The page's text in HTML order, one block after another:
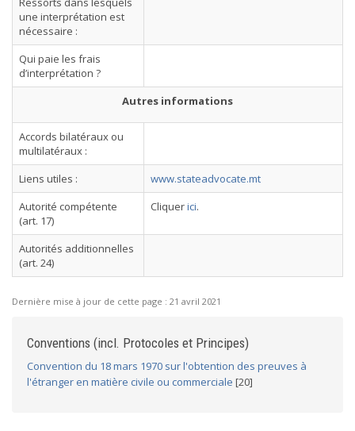
une interprétation est
nécessaire :
Qui paie les frais
d’interprétation ?
Autres informations
Accords bilatéraux ou
multilatéraux :
Liens utiles :
www.stateadvocate.mt
Autorité compétente
(art. 17)
Cliquerici.
Autorités additionnelles
(art. 24)
Dernière mise à jour de cette page : 21 avril 2021
Conventions (incl. Protocoles et Principes)
Convention du 18 mars 1970 sur l'obtention des preuves à
l'étranger en matière civile ou commerciale [20]